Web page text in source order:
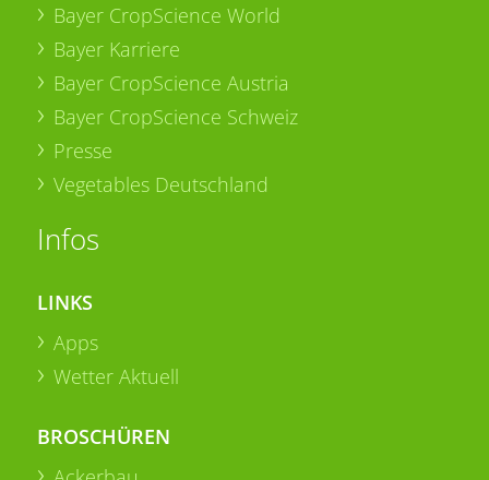
Bayer CropScience World
Bayer Karriere
Bayer CropScience Austria
Bayer CropScience Schweiz
Presse
Vegetables Deutschland
Infos
LINKS
Apps
Wetter Aktuell
BROSCHÜREN